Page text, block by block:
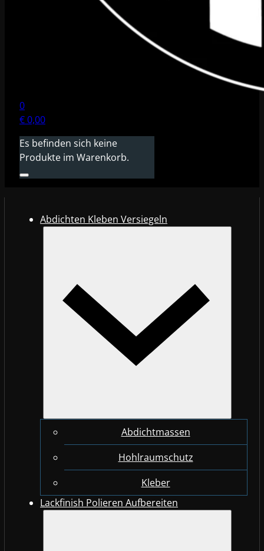
0
€0,00
Es befinden sich keine
Produkte im Warenkorb.
Abdichten Kleben Versiegeln
Abdichtmassen
Hohlraumschutz
Kleber
Lackfinish Polieren Aufbereiten